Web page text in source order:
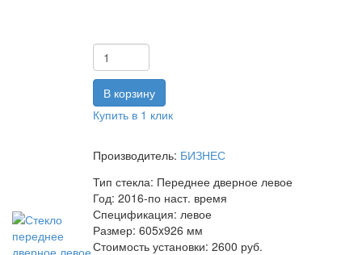
Купить в 1 клик
Производитель: БИЗНЕС
Тип стекла: Переднее дверное левое
Год: 2016-по наст. время
Спецификация: левое
Размер: 605x926 мм
Стоимость установки: 2600 руб.